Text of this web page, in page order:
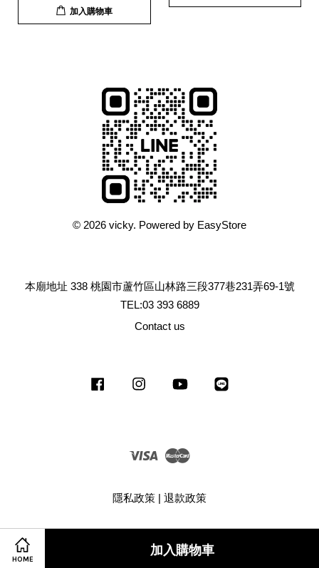
HOME
加入購物車
加入購物車
© 2026 vicky. Powered by EasyStore
本廟地址 338 桃園市蘆竹區山林路三段377巷231弄69-1號
TEL:03 393 6889
Contact us
Facebook Instagram YouTube
Visa
隱私政策 | 退款政策